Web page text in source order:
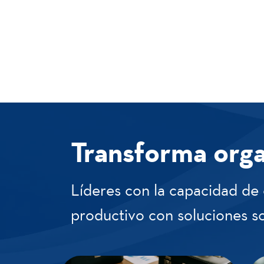
Transforma
Líderes con la capacidad
productivo con soluciones